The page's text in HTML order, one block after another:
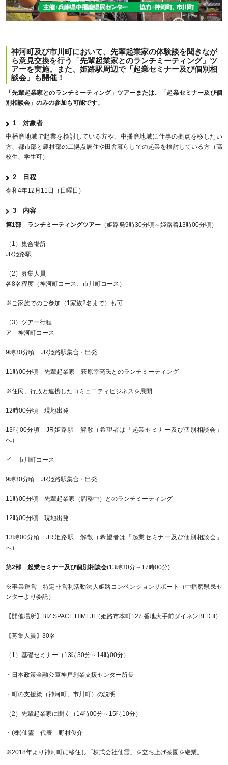
神河町及び市川町において、先輩起業家の体験談を聞きなが
ら意見交換を行う「先輩起業家とのランチミーティング」ツ
アーを実施。また、姫路駅周辺で「起業セミナー及び個別相
談会」も開催！
「先輩起業家とのランチミーティング」ツアーまたは、「起業セミナー及び個
別相談会」のみの参加も可能です。
1 対象者
中播磨地域で起業を検討している方や、中播磨地域に仕事の拠点を移したい
方、都市部と農村部の二拠点居住や田舎暮らしでの起業を検討している方（高
校生、学生可）
2 日程
令和4年12月11日（日曜日）
3 内容
第1部 ランチミーティングツアー （姫路発9時30分頃～姫路着13時00分頃）
（1）集合場所
JR姫路駅
（2）募集人員
各8名程度（神河町コース、市川町コース）
※ご家族でのご参加（1家族2名まで）も可
（3）ツアー行程
ア 神河町コース
9時30分頃 JR姫路駅集合・出発
11時00分頃 先輩起業家 萩原幸亮氏とのランチミーティング
※住民、行政と連携したコミュニティビジネスを展開
12時00分頃 現地出発
13時00分頃 JR姫路駅 解散（希望者は「起業セミナー及び個別相談会」
へ）
イ 市川町コース
9時30分頃 JR姫路駅集合・出発
11時00分頃 先輩起業家（調整中）とのランチミーティング
12時00分頃 現地出発
13時00分頃 JR姫路駅 解散（希望者は「起業セミナー及び個別相談会」
へ）
第2部 起業セミナー及び個別相談会(13時30分～17時00分)
※事業運営 特定非営利活動法人姫路コンベンションサポート（中播磨県民セ
ンターより委託）
【開催場所】BIZ SPACE HIMEJI（姫路市本町127 番地大手前ダイネンBLD.II）
【募集人員】30名
（1）基礎セミナー（13時30分～14時00分）
・日本政策金融公庫神戸創業支援センター所長
・町の支援策（神河町、市川町）の説明
（2）先輩起業家に聞く（14時00分～15時10分）
・(株)仙霊 代表 野村俊介
※2018年より神河町に移住し「株式会社仙霊」を立ち上げ茶園を継業。